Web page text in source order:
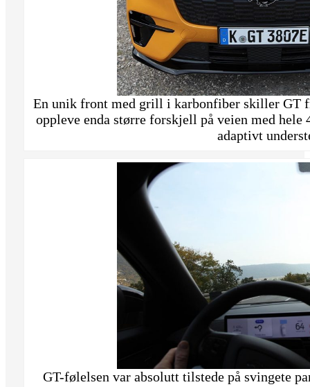
En unik front med grill i karbonfiber skiller GT
oppleve enda større forskjell på veien med hele
adaptivt
GT-følelsen var absolutt tilstede på svingete